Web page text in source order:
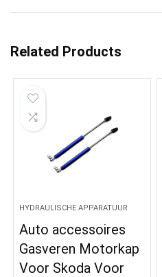
Related Products
HYDRAULISCHE APPARATUUR
Auto accessoires
Gasveren Motorkap
Voor Skoda Voor